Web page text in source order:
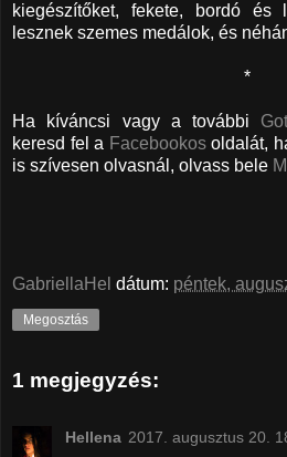
kiegészítőket, fekete, bordó és
lesznek szemes medálok, és
*
Ha kíváncsi vagy a további
keresd fel a Facebookosoldalát,
is szívesen olvasnál, olvass bele
GabriellaHel dátum: péntek,
Megosztás
1 megjegyzés:
Hellena 2017. augusztus 20.